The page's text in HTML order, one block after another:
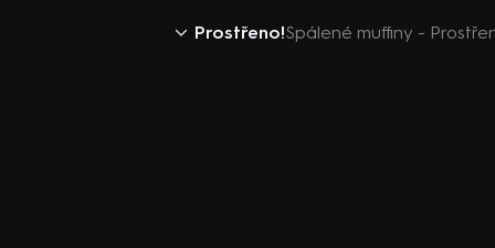
Prostřeno!Spálené muffiny -